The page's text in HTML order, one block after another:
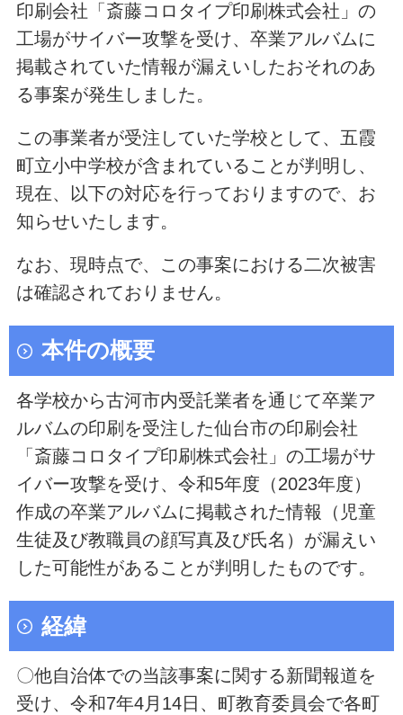
印刷会社「斎藤コロタイプ印刷株式会社」の
工場がサイバー攻撃を受け、卒業アルバムに
掲載されていた情報が漏えいしたおそれのあ
る事案が発生しました。
この事業者が受注していた学校として、五霞
町立小中学校が含まれていることが判明し、
現在、以下の対応を行っておりますので、お
知らせいたします。
なお、現時点で、この事案における二次被害
は確認されておりません。
本件の概要
各学校から古河市内受託業者を通じて卒業ア
ルバムの印刷を受注した仙台市の印刷会社
「斎藤コロタイプ印刷株式会社」の工場がサ
イバー攻撃を受け、令和5年度（2023年度）
作成の卒業アルバムに掲載された情報（児童
生徒及び教職員の顔写真及び氏名）が漏えい
した可能性があることが判明したものです。
経緯
〇他自治体での当該事案に関する新聞報道を
受け、令和7年4月14日、町教育委員会で各町